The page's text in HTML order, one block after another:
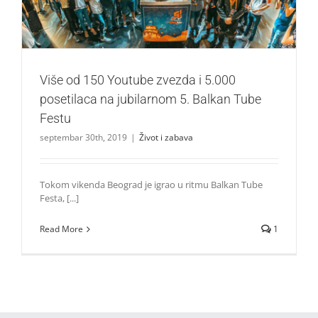
Više od 150 Youtube zvezda i 5.000
posetilaca na jubilarnom 5. Balkan Tube
Festu
septembar 30th, 2019 | Život i zabava
Tokom vikenda Beograd je igrao u ritmu Balkan Tube
Festa, [...]
Read More 1